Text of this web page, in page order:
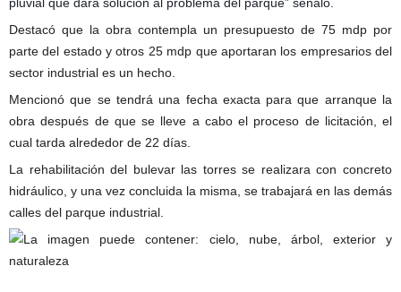
Destacó que la obra contempla un presupuesto de 75 mdp por
parte del estado y otros 25 mdp que aportaran los empresarios del
sector industrial es un hecho.
Mencionó que se tendrá una fecha exacta para que arranque la
obra después de que se lleve a cabo el proceso de licitación, el
cual tarda alrededor de 22 días.
La rehabilitación del bulevar las torres se realizara con concreto
hidráulico, y una vez concluida la misma, se trabajará en las demás
calles del parque industrial.